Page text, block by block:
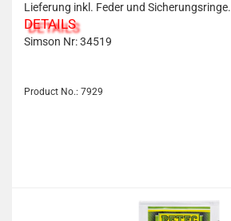
Lieferung inkl. Feder und Sicherungsringe.
DETAILS
Simson Nr:34519
Product No.: 7929